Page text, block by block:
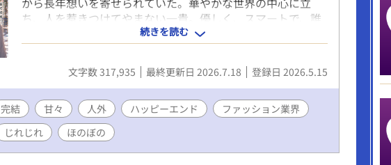
ち、人を惹きつけてやまない一貴。優しく、スマートで、誰
にでも距離を縮めていく。だからこそ修輔は、その想いを簡
単に信じることができない。こんな人が、本当に自分だけを
見続けるはずがない。そう思いながらも、一貴の真っ直ぐな
視線から逃れられずにいる。 だが、一貴には秘密があっ
に、時折雰囲気が切り替わるのだ。仕事では、冷静で完璧な
経営者。時には非情な判断すら下す辣腕社長として振る舞う
一方で、ふとした瞬間に現れる“子供”のような一貴は、繊細
で傷つきやすく、驚くほど純粋な顔を見せる。それは、ごく
続きを読む
文字数 317,935 最終更新日 2026.7.18 登録日 2026.5.15
完結 甘々 人外 ハッピーエンド
ファッション業界
じれじれ ほのぼの